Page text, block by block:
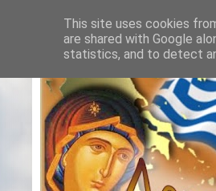
This site uses cookies
are shared with Google
statistics, and to detect